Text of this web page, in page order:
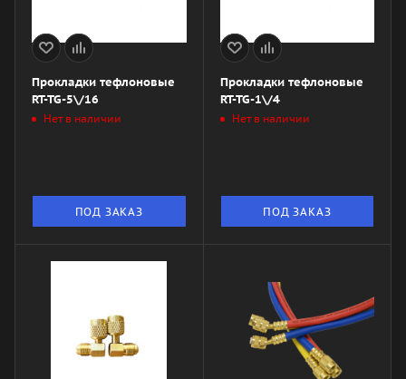
Прокладки тефлоновые
RT-TG-5\/16
Нет в наличии
ПОД ЗАКАЗ
Прокладки тефлоновые
RT-TG-1\/4
Нет в наличии
ПОД ЗАКАЗ